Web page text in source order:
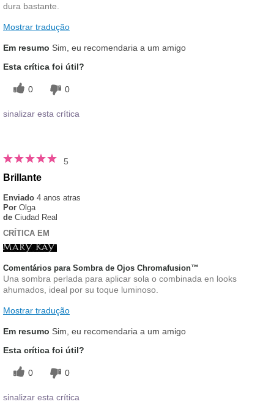
dura bastante.
Mostrar tradução
Em resumo Sim, eu recomendaria a um amigo
Esta crítica foi útil?
0 0
sinalizar esta crítica
5
Brillante
Enviado 4 anos atras
Por Olga
de Ciudad Real
CRÍTICA EM
Comentários para Sombra de Ojos Chromafusion™
Una sombra perlada para aplicar sola o combinada en looks
ahumados, ideal por su toque luminoso.
Mostrar tradução
Em resumo Sim, eu recomendaria a um amigo
Esta crítica foi útil?
0 0
sinalizar esta crítica